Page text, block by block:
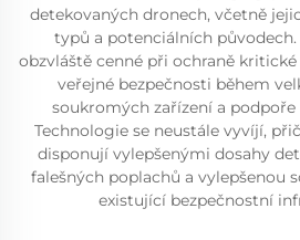
detekovaných dronech, včetně
typů a potenciálních
obzvláště cenné při ochraně
veřejné bezpečnosti během
soukromých zařízení a
Technologie se neustále vyvíjí,
disponují vylepšenými dosahy
falešných poplachů a vylepšenou
existující bezpečnostní